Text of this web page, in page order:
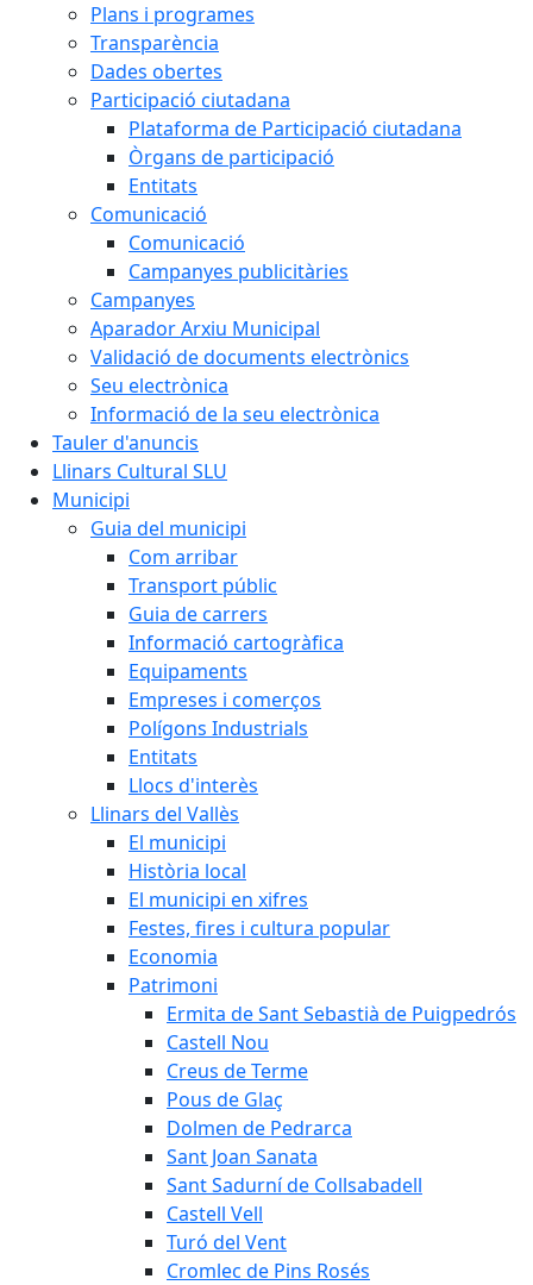
Plans i programes
Transparència
Dades obertes
Participació ciutadana
Plataforma de Participació ciutadana
Òrgans de participació
Entitats
Comunicació
Comunicació
Campanyes publicitàries
Campanyes
Aparador Arxiu Municipal
Validació de documents electrònics
Seu electrònica
Informació de la seu electrònica
Tauler d'anuncis
Llinars Cultural SLU
Municipi
Guia del municipi
Com arribar
Transport públic
Guia de carrers
Informació cartogràfica
Equipaments
Empreses i comerços
Polígons Industrials
Entitats
Llocs d'interès
Llinars del Vallès
El municipi
Història local
El municipi en xifres
Festes, fires i cultura popular
Economia
Patrimoni
Ermita de Sant Sebastià de Puigpedrós
Castell Nou
Creus de Terme
Pous de Glaç
Dolmen de Pedrarca
Sant Joan Sanata
Sant Sadurní de Collsabadell
Castell Vell
Turó del Vent
Cromlec de Pins Rosés